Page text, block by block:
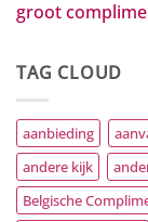
groot
TAG CLOUD
aanbieding
andere kijk
Belgische